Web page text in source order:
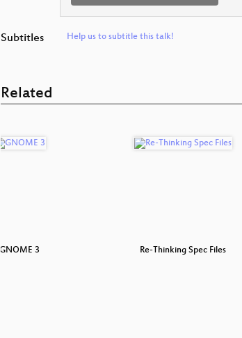
Subtitles Help us to subtitle this talk!
Related
GNOME 3 Re-Thinking Spec Files